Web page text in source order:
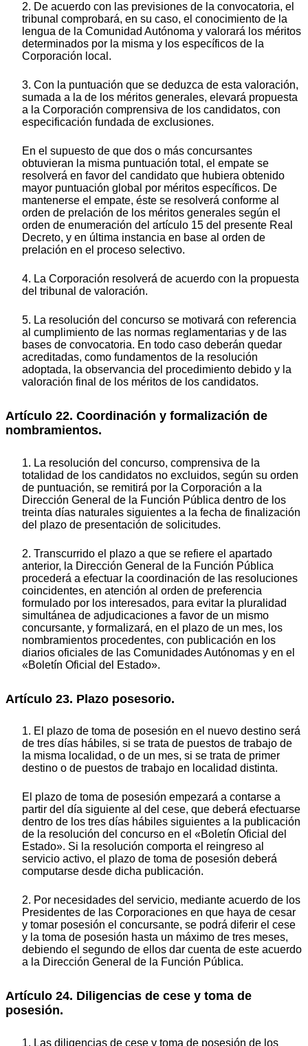
2. De acuerdo con las previsiones de la convocatoria, el
tribunal comprobará, en su caso, el conocimiento de la
lengua de la Comunidad Autónoma y valorará los méritos
determinados por la misma y los específicos de la
Corporación local.
3. Con la puntuación que se deduzca de esta valoración,
sumada a la de los méritos generales, elevará propuesta
a la Corporación comprensiva de los candidatos, con
especificación fundada de exclusiones.
En el supuesto de que dos o más concursantes
obtuvieran la misma puntuación total, el empate se
resolverá en favor del candidato que hubiera obtenido
mayor puntuación global por méritos específicos. De
mantenerse el empate, éste se resolverá conforme al
orden de prelación de los méritos generales según el
orden de enumeración del artículo 15 del presente Real
Decreto, y en última instancia en base al orden de
prelación en el proceso selectivo.
4. La Corporación resolverá de acuerdo con la propuesta
del tribunal de valoración.
5. La resolución del concurso se motivará con referencia
al cumplimiento de las normas reglamentarias y de las
bases de convocatoria. En todo caso deberán quedar
acreditadas, como fundamentos de la resolución
adoptada, la observancia del procedimiento debido y la
valoración final de los méritos de los candidatos.
Artículo 22. Coordinación y formalización de
nombramientos.
1. La resolución del concurso, comprensiva de la
totalidad de los candidatos no excluidos, según su orden
de puntuación, se remitirá por la Corporación a la
Dirección General de la Función Pública dentro de los
treinta días naturales siguientes a la fecha de finalización
del plazo de presentación de solicitudes.
2. Transcurrido el plazo a que se refiere el apartado
anterior, la Dirección General de la Función Pública
procederá a efectuar la coordinación de las resoluciones
coincidentes, en atención al orden de preferencia
formulado por los interesados, para evitar la pluralidad
simultánea de adjudicaciones a favor de un mismo
concursante, y formalizará, en el plazo de un mes, los
nombramientos procedentes, con publicación en los
diarios oficiales de las Comunidades Autónomas y en el
«Boletín Oficial del Estado».
Artículo 23. Plazo posesorio.
1. El plazo de toma de posesión en el nuevo destino será
de tres días hábiles, si se trata de puestos de trabajo de
la misma localidad, o de un mes, si se trata de primer
destino o de puestos de trabajo en localidad distinta.
El plazo de toma de posesión empezará a contarse a
partir del día siguiente al del cese, que deberá efectuarse
dentro de los tres días hábiles siguientes a la publicación
de la resolución del concurso en el «Boletín Oficial del
Estado». Si la resolución comporta el reingreso al
servicio activo, el plazo de toma de posesión deberá
computarse desde dicha publicación.
2. Por necesidades del servicio, mediante acuerdo de los
Presidentes de las Corporaciones en que haya de cesar
y tomar posesión el concursante, se podrá diferir el cese
y la toma de posesión hasta un máximo de tres meses,
debiendo el segundo de ellos dar cuenta de este acuerdo
a la Dirección General de la Función Pública.
Artículo 24. Diligencias de cese y toma de
posesión.
1. Las diligencias de cese y toma de posesión de los